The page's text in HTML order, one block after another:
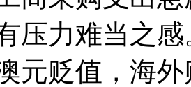
压力难当之
元贬值，海